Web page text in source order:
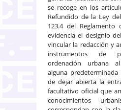
se recoge en los
Refundido de la Ley
123.4 del Reglamento
evidencia el designio
vincular la redacción y
instrumentos de
ordenación urbana
alguna
de dejar abierta la
facultativo oficial que
conocimientos